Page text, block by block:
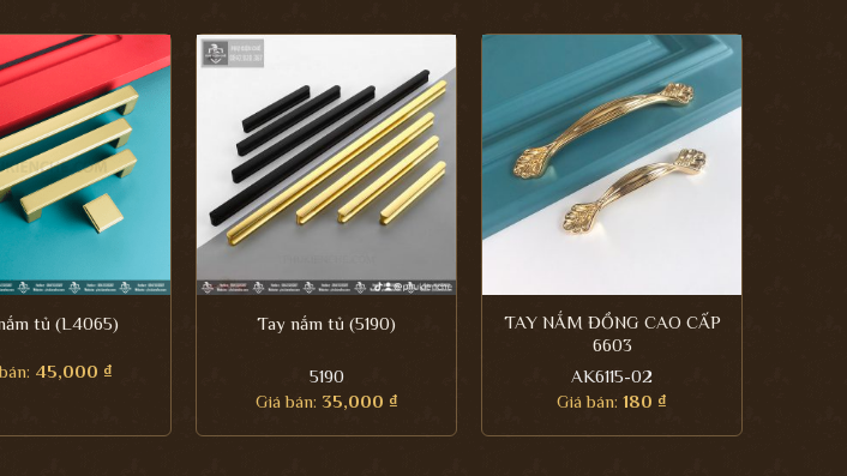
tủ (L4065)
45,000 ₫
Tay nắm tủ (5190)
5190
Giá bán: 35,000 ₫
TAY NẮM ĐỒNG CAO CẤP
6603
AK6115-02
Giá bán: 180 ₫